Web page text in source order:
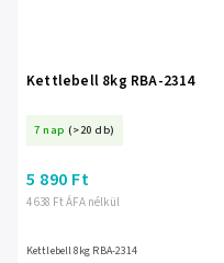
Kettlebell 8kg RBA-2314
7 nap (>20 db)
4 638 Ft ÁFA nélkül
5 890 Ft
Kettlebell 8kg RBA-2314